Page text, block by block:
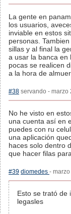
La gente en
los usuarios,
inviable en estos
personas.
sillas y al final la
a usar la banca en
pocas se realicen
a la hora de
#38 servando - marzo
No he visto en
una cuenta así en
puedes con ru
una aplicación
haces solo dentro
que hacer filas
#39 diomedes -
Esto se trató de
legasles